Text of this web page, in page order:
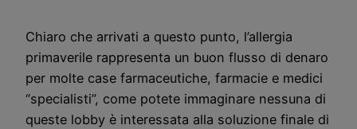
Chiaro che arrivati a questo punto, l’allergia
primaverile rappresenta un buon flusso di denaro
per molte case farmaceutiche, farmacie e medici
“specialisti”, come potete immaginare nessuna di
queste lobby è interessata alla soluzione finale di